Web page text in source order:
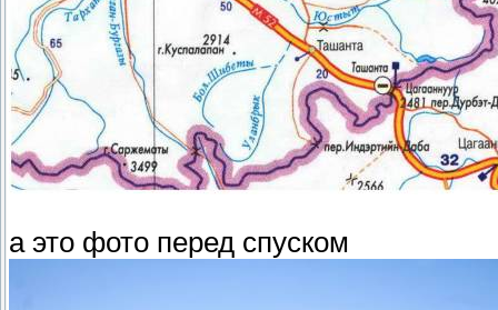
а это фото перед спуском